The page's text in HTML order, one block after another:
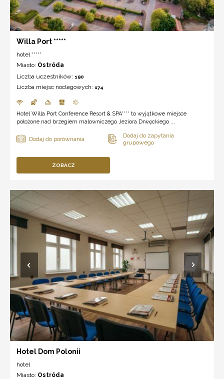
Willa Port *****
hotel *****
Miasto: Ostróda
Liczba uczestników: 190
Liczba miejsc noclegowych: 174
Hotel Willa Port Conference Resort & SPA**** to wyjątkowe miejsce
położone nad brzegiem malowniczego Jeziora Drwęckiego ...
ZOBACZ
Hotel Dom Polonii
hotel
Miasto: Ostróda